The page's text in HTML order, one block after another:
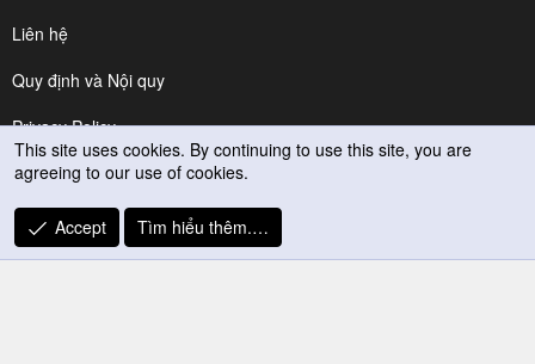
Liên hệ
Quy định và Nội quy
Privacy Policy
Trợ giúp
R
S
This site uses cookies. By continuing to use this site, you are
agreeing to our use of cookies.
Accept Tìm hiểu thêm.…